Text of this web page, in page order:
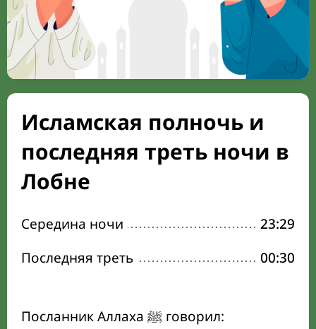
Исламская полночь и
последняя треть ночи в
Лобне
Середина ночи
23:29
Последняя треть
00:30
Посланник Аллаха ﷺ говорил: